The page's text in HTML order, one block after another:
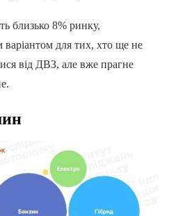
близько 8% ринку,
для тих, хто ще не
від ДВЗ, але вже прагне